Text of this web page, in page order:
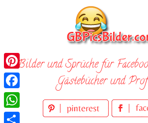
Bilder und Sprüche für
Gästebücher und
Pinterest
Facebook
WhatsApp